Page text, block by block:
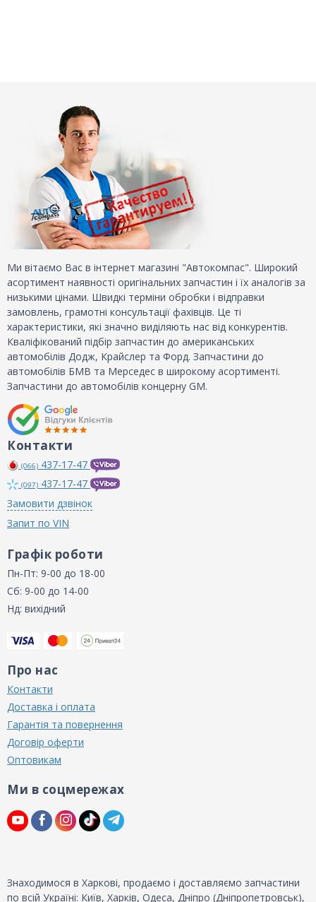
Ми вітаємо Вас в інтернет магазині "Автокомпас". Широкий
асортимент наявності оригінальних запчастин і їх аналогів за
низькими цінами. Швидкі терміни обробки і відправки
замовлень, грамотні консультації фахівців. Це ті
характеристики, які значно виділяють нас від конкурентів.
Кваліфікований підбір запчастин до американських
автомобілів Додж, Крайслер та Форд. Запчастини до
автомобілів БМВ та Мерседес в широкому асортименті.
Запчастини до автомобілів концерну GM.
Контакти
(066) 437-17-47
(097) 437-17-47
Замовити дзвінок
Запит по VIN
Графік роботи
Пн-Пт: 9-00 до 18-00
Сб: 9-00 до 14-00
Нд: вихідний
Про нас
Контакти
Доставка і оплата
Гарантія та повернення
Договір оферти
Оптовикам
Ми в соцмережах
Знаходимося в Харкові, продаємо і доставляємо запчастини
по всій Україні: Київ, Харків, Одеса, Дніпро (Дніпропетровськ),